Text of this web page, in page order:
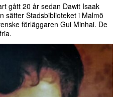
gått 20 år sedan Dawit Isaak
sätter Stadsbiblioteket i Malmö
förläggaren Gui Minhai. De